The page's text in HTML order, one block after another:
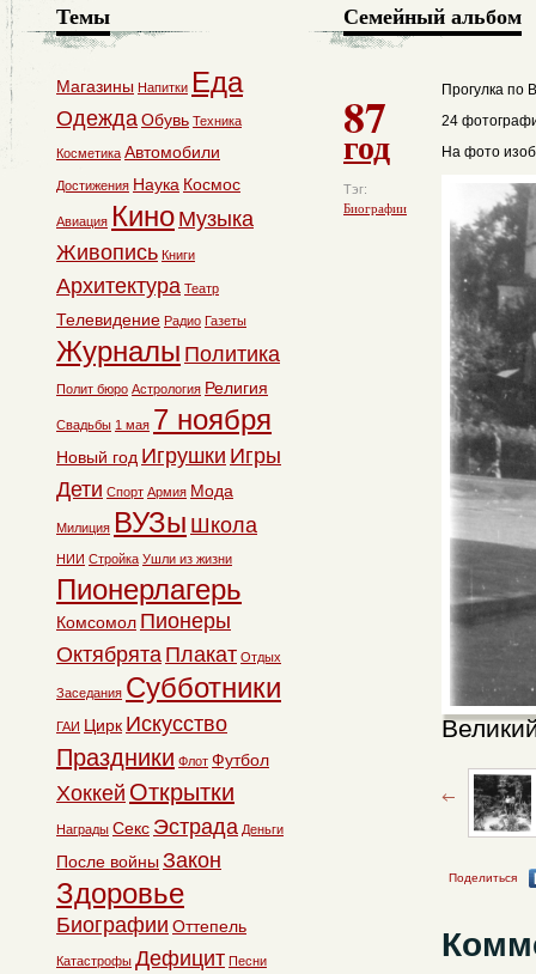
Семейный альбом
87
год
Тэг:
Биографии
Прогулка по
24
На фото
Поделиться
Темы
Магазины Напитки Еда
ОдеждаОбувь Техника
Косметика Автомобили
Достижения Наука Космос
Авиация Кино Музыка
Живопись Книги
Архитектура Театр
Телевидение Радио Газеты
Журналы Политика
Полит бюро Астрология Религия
Свадьбы 1 мая 7 ноября
Новый год Игрушки Игры
Дети Спорт Армия Мода
Милиция ВУЗы Школа
НИИ Стройка Ушли из жизни
Пионерлагерь
Комсомол Пионеры
Октябрята Плакат Отдых
Заседания Субботники
ГАИ Цирк Искусство
Праздники Флот Футбол
Хоккей Открытки
Награды Секс Эстрада Деньги
После войны Закон
Здоровье
Биографии Оттепель
Катастрофы Дефицит Песни